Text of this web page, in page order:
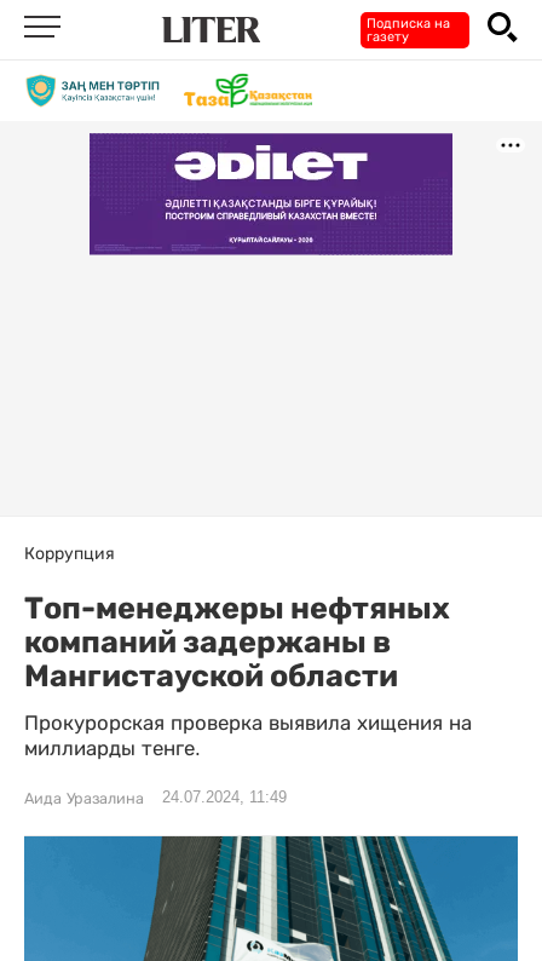
Подписка на
газету
Коррупция
Топ-менеджеры нефтяных
компаний задержаны в
Мангистауской области
Прокурорская проверка выявила хищения на
миллиарды тенге.
Аида Уразалина 24.07.2024, 11:49